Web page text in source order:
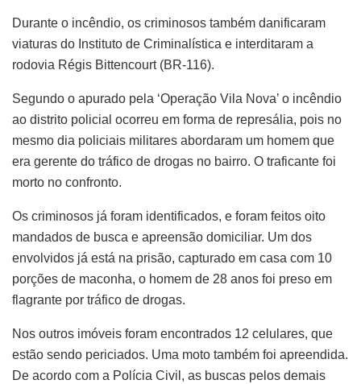
Durante o incêndio, os criminosos também danificaram
viaturas do Instituto de Criminalística e interditaram a
rodovia Régis Bittencourt (BR-116).
Segundo o apurado pela ‘Operação Vila Nova’ o incêndio
ao distrito policial ocorreu em forma de represália, pois no
mesmo dia policiais militares abordaram um homem que
era gerente do tráfico de drogas no bairro. O traficante foi
morto no confronto.
Os criminosos já foram identificados, e foram feitos oito
mandados de busca e apreensão domiciliar. Um dos
envolvidos já está na prisão, capturado em casa com 10
porções de maconha, o homem de 28 anos foi preso em
flagrante por tráfico de drogas.
Nos outros imóveis foram encontrados 12 celulares, que
estão sendo periciados. Uma moto também foi apreendida.
De acordo com a Polícia Civil, as buscas pelos demais